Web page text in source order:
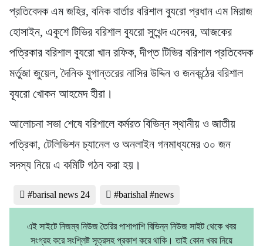
প্রতিবেদক এম জহির, বনিক বার্তার বরিশাল ব্যুরো প্রধান এম মিরাজ
হোসাইন, একুশে টিভির বরিশাল ব্যুরো সুখেন্দ এদেবর, আজকের
পত্রিকার বরিশাল ব্যুরো খান রফিক, দীপ্ত টিভির বরিশাল প্রতিবেদক
মর্তুজা জুয়েল, দৈনিক যুগান্তরের নাসির উদ্দিন ও জনকন্ঠের বরিশাল
ব্যূরো খোকন আহমেদ হীরা।
আলোচনা সভা শেষে বরিশালে কর্মরত বিভিন্ন স্থানীয় ও জাতীয়
পত্রিকা, টেলিভিশন চ্যানেল ও অনলাইন গনমাধ্যমের ৩০ জন
সদস্য নিয়ে এ কমিটি গঠন করা হয়।
#barisal news 24 #barishal #news
এই সাইটে নিজম্ব নিউজ তৈরির পাশাপাশি বিভিন্ন নিউজ সাইট থেকে খবর
সংগ্রহ করে সংশ্লিষ্ট সূত্রসহ প্রকাশ করে থাকি। তাই কোন খবর নিয়ে